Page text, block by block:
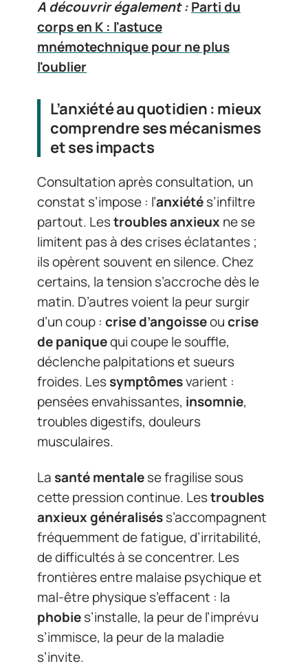
A découvrir également :Parti du
corps en K : l'astuce
mnémotechnique pour ne plus
l'oublier
L’anxiété au quotidien : mieux
comprendre ses mécanismes
et ses impacts
Consultation après consultation, un
constat s’impose : l’anxiétés’infiltre
partout. Lestroubles anxieux ne se
limitent pas à des crises éclatantes ;
ils opèrent souvent en silence. Chez
certains, la tension s’accroche dès le
matin. D’autres voient la peur surgir
d’un coup : crise d’angoisseoucrise
de paniquequi coupe le souffle,
déclenche palpitations et sueurs
froides. Lessymptômesvarient :
pensées envahissantes, insomnie,
troubles digestifs, douleurs
musculaires.
La santé mentalese fragilise sous
cette pression continue. Lestroubles
anxieux généraliséss’accompagnent
fréquemment de fatigue, d’irritabilité,
de difficultés à se concentrer. Les
frontières entre malaise psychique et
mal-être physique s’effacent : la
phobies’installe, la peur de l’imprévu
s’immisce, la peur de la maladie
s’invite.